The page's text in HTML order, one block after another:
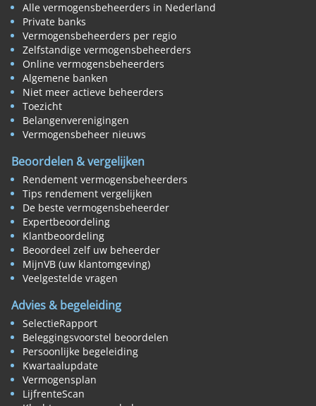
Alle vermogensbeheerders in Nederland
Private banks
Vermogensbeheerders per regio
Zelfstandige vermogensbeheerders
Online vermogensbeheerders
Algemene banken
Niet meer actieve beheerders
Toezicht
Belangenverenigingen
Vermogensbeheer nieuws
Beoordelen & vergelijken
Rendement vermogensbeheerders
Tips rendement vergelijken
De beste vermogensbeheerder
Expertbeoordeling
Klantbeoordeling
Beoordeel zelf uw beheerder
MijnVB (uw klantomgeving)
Veelgestelde vragen
Advies & begeleiding
SelectieRapport
Beleggingsvoorstel beoordelen
Persoonlijke begeleiding
Kwartaalupdate
Vermogensplan
LijfrenteScan